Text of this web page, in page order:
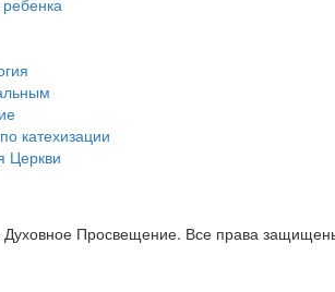
катехизации
Церкви
Просвещение. Все права